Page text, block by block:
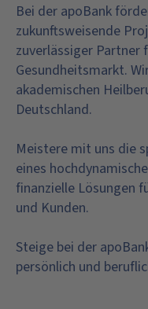
Bei der apoBank
zukunftsweisende
zuverlässiger Partner
Gesundheitsmarkt.
akademischen
Deutschland.
Meistere mit uns die
eines
finanzielle Lösungen
und Kunden.
Steige bei der
persönlich und